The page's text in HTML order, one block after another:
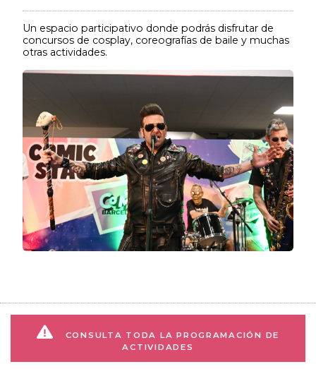
Un espacio participativo donde podrás disfrutar de
concursos de cosplay, coreografías de baile y muchas
otras actividades.
CONSULTA TODA LA PROGRAMACIÓN DE
ACTIVIDADES